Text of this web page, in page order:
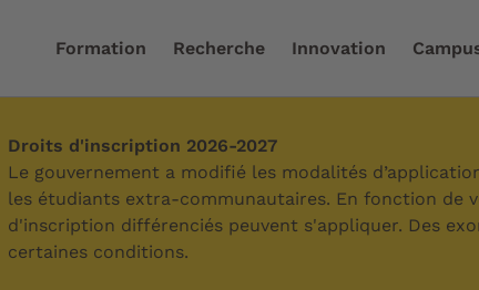
Formation Recherche Innovation
Droits d'inscription 2026-2027
Le gouvernement a modifié les modalités
les étudiants extra-communautaires. En fonction de
d'inscription différenciés peuvent s'appliquer. Des
certaines conditions.
Accueil/ Université / Notre stratégie